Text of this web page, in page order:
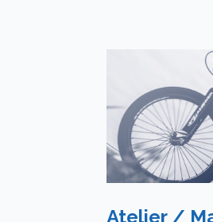
Atelier /